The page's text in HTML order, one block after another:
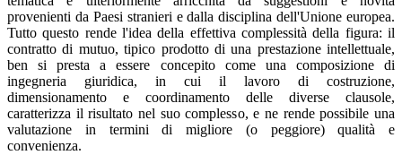
provenienti da Paesi stranieri e dalla disciplina dell'Unione europea.
Tutto questo rende l'idea della effettiva complessità della figura: il
contratto di mutuo, tipico prodotto di una prestazione intellettuale,
ben si presta a essere concepito come una composizione di
ingegneria giuridica, in cui il lavoro di costruzione,
dimensionamento e coordinamento delle diverse clausole,
caratterizza il risultato nel suo complesso, e ne rende possibile una
valutazione in termini di migliore (o peggiore) qualità e
convenienza.